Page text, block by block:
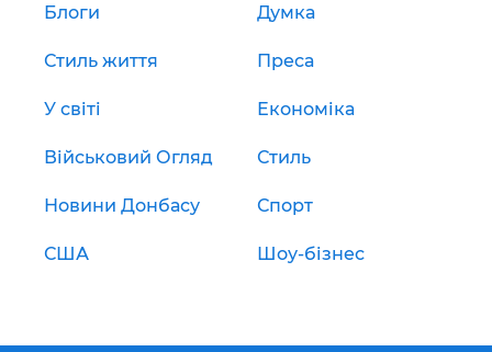
Блоги Думка
Стиль життя Преса
У світі Економіка
Військовий Огляд Стиль
Новини Донбасу Спорт
США Шоу-бізнес